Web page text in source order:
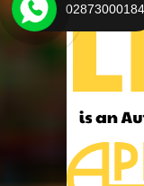
02873000184